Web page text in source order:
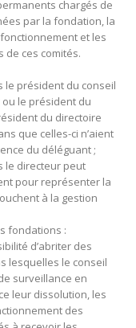
chargés de
par la fondation, la
et les
de ces comités.
le président du conseil
le président du
du directoire
que celles-ci n’aient
du déléguant ;
le directeur peut
pour représenter la
à la gestion
fondations :
d’abriter des
lesquelles le conseil
surveillance en
leur dissolution, les
des